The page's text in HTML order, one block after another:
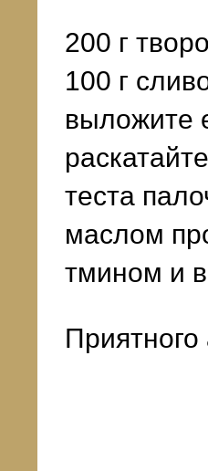
200 г
100 г
выложите
теста
маслом
тмином и
Приятного